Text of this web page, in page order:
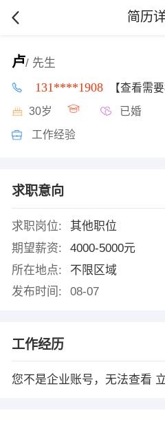
简历
卢/ 先生
131****1908 【查看需
30岁 已婚
工作经验
求职意向
求职岗位:
其他职位
期望薪资:
4000-5000元
所在地点:
不限区域
发布时间:
08-07
工作经历
您不是企业账号，无法查看